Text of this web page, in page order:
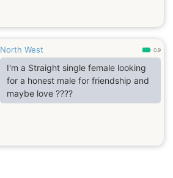
North West 0.9
I'm a Straight single female looking
for a honest male for friendship and
maybe love ????